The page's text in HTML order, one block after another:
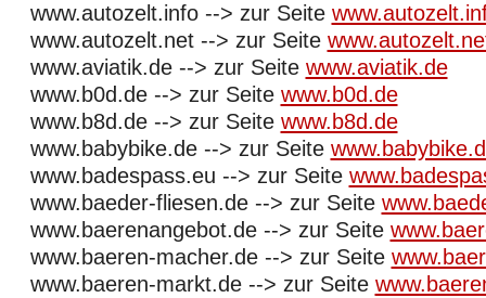
www.autozelt.info --> zur Seite
www.autozelt.net --> zur Seite
www.aviatik.de --> zur Seite www.aviatik.de
www.b0d.de --> zur Seite www.b0d.de
www.b8d.de --> zur Seite www.b8d.de
www.babybike.de --> zur Seite
www.badespass.eu --> zur Seite
www.baeder-fliesen.de --> zur Seite
www.baerenangebot.de --> zur Seite
www.baeren-macher.de --> zur Seite
www.baeren-markt.de --> zur Seite